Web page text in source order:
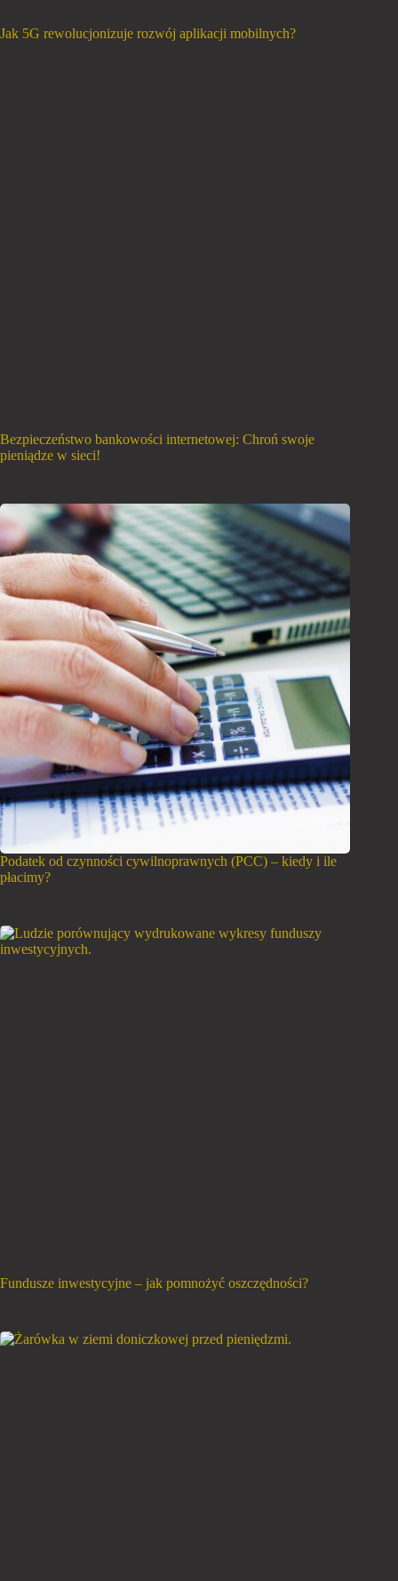
Jak 5G rewolucjonizuje rozwój aplikacji mobilnych?
Bezpieczeństwo bankowości internetowej: Chroń swoje
pieniądze w sieci!
Podatek od czynności cywilnoprawnych (PCC) – kiedy i ile
płacimy?
Fundusze inwestycyjne – jak pomnożyć oszczędności?